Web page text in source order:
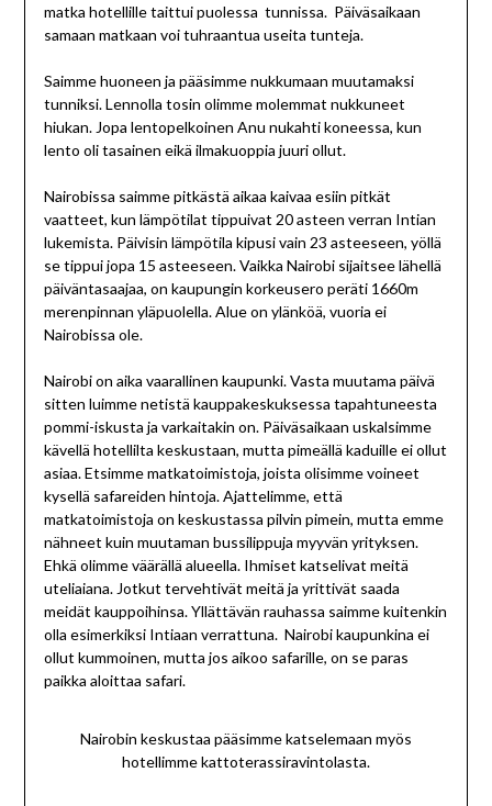
matka hotellille taittui puolessa tunnissa. Päiväsaikaan
samaan matkaan voi tuhraantua useita tunteja.
Saimme huoneen ja pääsimme nukkumaan muutamaksi
tunniksi. Lennolla tosin olimme molemmat nukkuneet
hiukan. Jopa lentopelkoinen Anu nukahti koneessa, kun
lento oli tasainen eikä ilmakuoppia juuri ollut.
Nairobissa saimme pitkästä aikaa kaivaa esiin pitkät
vaatteet, kun lämpötilat tippuivat 20 asteen verran Intian
lukemista. Päivisin lämpötila kipusi vain 23 asteeseen, yöllä
se tippui jopa 15 asteeseen. Vaikka Nairobi sijaitsee lähellä
päiväntasaajaa, on kaupungin korkeusero peräti 1660m
merenpinnan yläpuolella. Alue on ylänköä, vuoria ei
Nairobissa ole.
Nairobi on aika vaarallinen kaupunki. Vasta muutama päivä
sitten luimme netistä kauppakeskuksessa tapahtuneesta
pommi-iskusta ja varkaitakin on. Päiväsaikaan uskalsimme
kävellä hotellilta keskustaan, mutta pimeällä kaduille ei ollut
asiaa. Etsimme matkatoimistoja, joista olisimme voineet
kysellä safareiden hintoja. Ajattelimme, että
matkatoimistoja on keskustassa pilvin pimein, mutta emme
nähneet kuin muutaman bussilippuja myyvän yrityksen.
Ehkä olimme väärällä alueella. Ihmiset katselivat meitä
uteliaiana. Jotkut tervehtivät meitä ja yrittivät saada
meidät kauppoihinsa. Yllättävän rauhassa saimme kuitenkin
olla esimerkiksi Intiaan verrattuna. Nairobi kaupunkina ei
ollut kummoinen, mutta jos aikoo safarille, on se paras
paikka aloittaa safari.
Nairobin keskustaa pääsimme katselemaan myös
hotellimme kattoterassiravintolasta.